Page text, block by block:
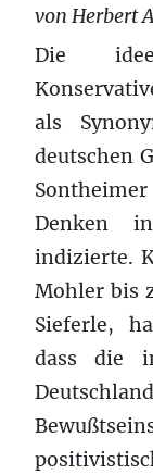
von Herbert
Die
als
deutschen
Denken
indizierte.
Mohler bis
Sieferle,
dass die